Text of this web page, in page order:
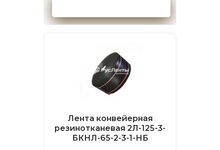
Лента конвейерная
резинотканевая 2Л-125-3-
БКНЛ-65-2-3-1-НБ